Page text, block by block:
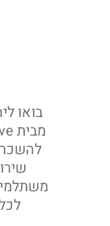
בואו